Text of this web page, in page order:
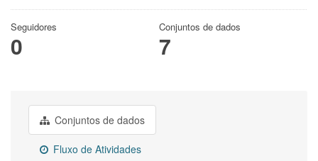
Seguidores
0
Conjuntos de dados
7
Conjuntos de dados
Fluxo de Atividades